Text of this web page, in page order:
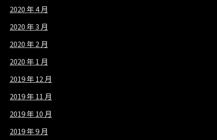
2020 年 4 月
2020 年 3 月
2020 年 2 月
2020 年 1 月
2019 年 12 月
2019 年 11 月
2019 年 10 月
2019 年 9 月